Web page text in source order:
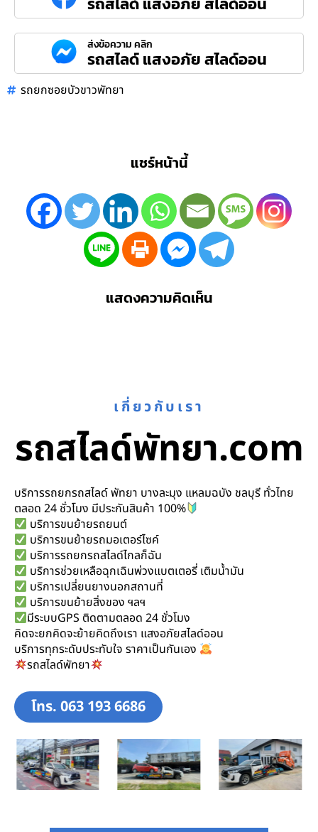
ส่งข้อความ คลิก
รถสไลด์ แสงอภัย สไลด์ออน
รถยกซอยบัวขาวพัทยา
แชร์หน้านี้
แสดงความคิดเห็น
เกี่ยวกับเรา
รถสไลด์พัทยา.com
บริการรถยกรถสไลด์ พัทยา บางละมุง แหลมฉบัง ชลบุรี ทั่วไทย
ตลอด 24 ชั่วโมง มีประกันสินค้า 100%
บริการขนย้ายรถยนต์
บริการขนย้ายรถมอเตอร์ไซค์
บริการรถยกรถสไลด์ไกลก็ฉัน
บริการช่วยเหลือฉุกเฉินพ่วงแบตเตอรี่ เติมน้ำมัน
บริการเปลี่ยนยางนอกสถานที่
บริการขนย้ายสิ่งของ ฯลฯ
มีระบบGPS ติดตามตลอด 24 ชั่วโมง
คิดจะยกคิดจะย้ายคิดถึงเรา แสงอภัยสไลด์ออน
บริการทุกระดับประทับใจ ราคาเป็นกันเอง
รถสไลด์พัทยา
โทร. 063 193 6686